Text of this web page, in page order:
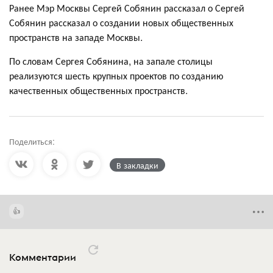
Ранее Мэр Москвы Сергей Собянин рассказал о Сергей
Собянин рассказал о создании новых общественных
пространств на западе Москвы.
По словам Сергея Собянина, на запале столицы
реализуются шесть крупных проектов по созданию
качественных общественных пространств.
Поделиться:
В закладки
Комментарии